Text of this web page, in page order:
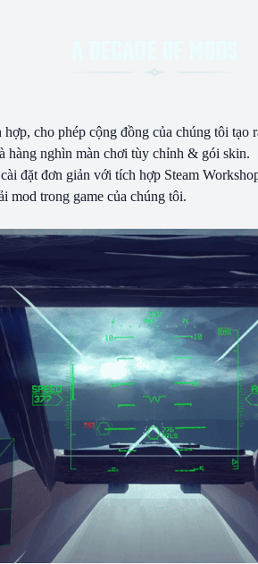
cho phép cộng đồng của chúng tôi tạo
hàng nghìn màn chơi tùy chỉnh & gói skin.
đặt đơn giản với tích hợp Steam
mod trong game của chúng tôi.